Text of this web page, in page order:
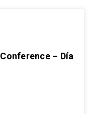
– Día